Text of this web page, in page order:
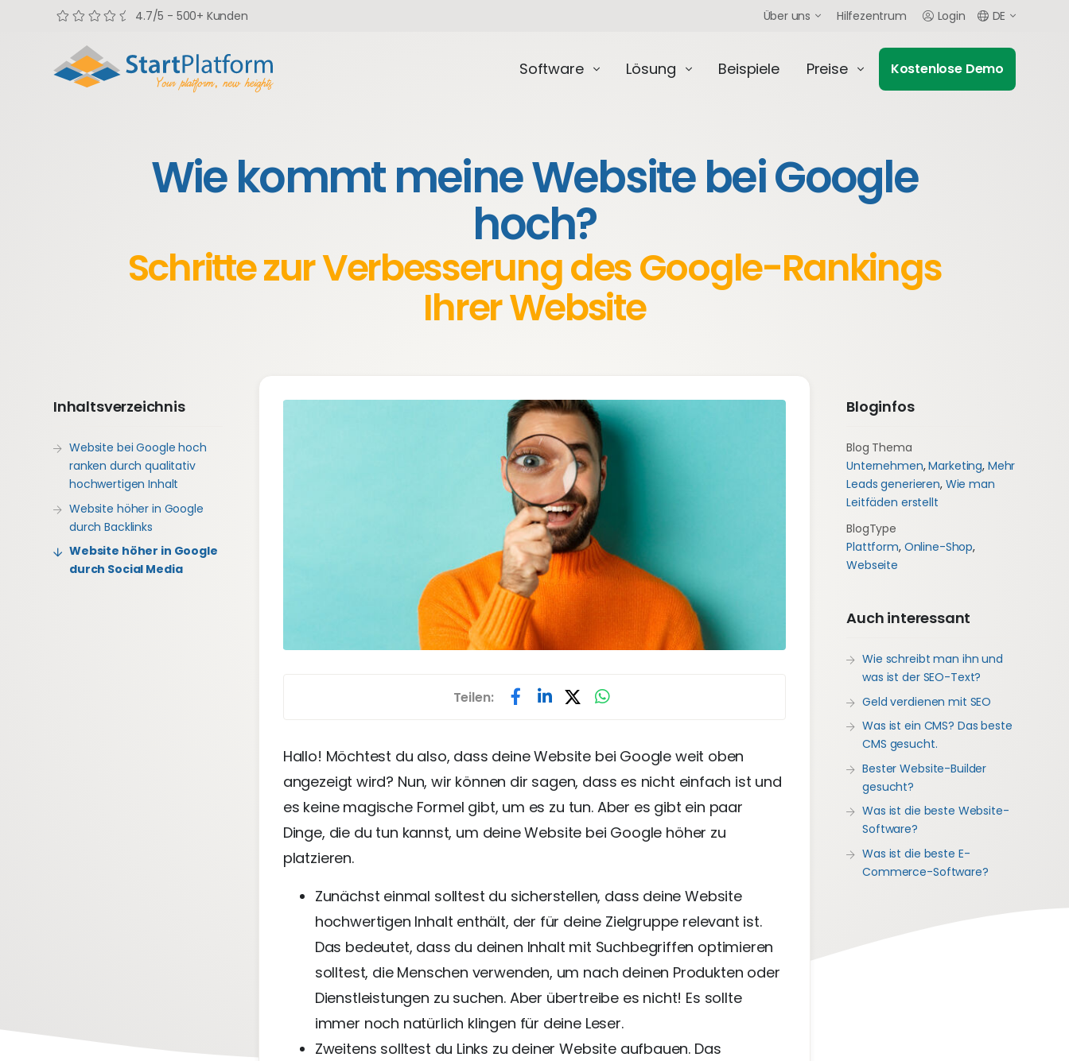
Wie kommt meine Website bei Google
hoch?
Schritte zur Verbesserung des Google-Rankings
Ihrer Website
Inhaltsverzeichnis
Website bei Google hoch
ranken durch qualitativ
hochwertigen Inhalt
Website höher in Google
durch Backlinks
Website höher in Google
durch Social Media
Teilen:
Hallo! Möchtest du also, dass deine Website bei Google weit oben
angezeigt wird? Nun, wir können dir sagen, dass es nicht einfach ist und
es keine magische Formel gibt, um es zu tun. Aber es gibt ein paar
Dinge, die du tun kannst, um deine Website bei Google höher zu
platzieren.
Zunächst einmal solltest du sicherstellen, dass deine Website
hochwertigen Inhalt enthält, der für deine Zielgruppe relevant ist.
Das bedeutet, dass du deinen Inhalt mit Suchbegriffen optimieren
solltest, die Menschen verwenden, um nach deinen Produkten oder
Dienstleistungen zu suchen. Aber übertreibe es nicht! Es sollte
immer noch natürlich klingen für deine Leser.
Zweitens solltest du Links zu deiner Website aufbauen. Das
Bloginfos
Blog Thema
Unternehmen,Marketing, Mehr
Leads generieren, Wie man
Leitfäden erstellt
BlogType
Plattform, Online-Shop,
Webseite
Auch interessant
Wie schreibt man ihn und
was ist der SEO-Text?
Geld verdienen mit SEO
Was ist ein CMS? Das beste
CMS gesucht.
Bester Website-Builder
gesucht?
Was ist die beste Website-
Software?
Was ist die beste E-
Commerce-Software?
4.7/5 - 500+ Kunden Über uns Hilfezentrum Login DE
Software Lösung Beispiele Preise Kostenlose Demo